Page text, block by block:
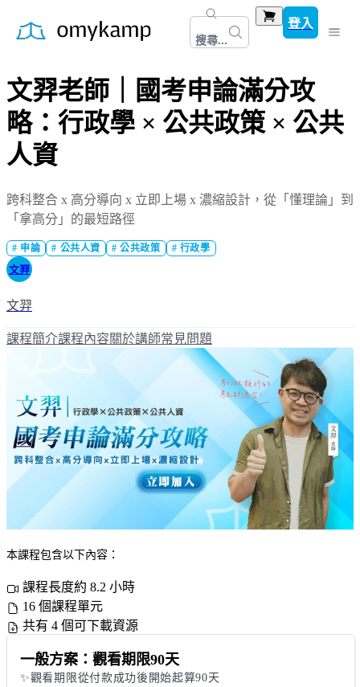
搜尋...
登入
文羿老師｜國考申論滿分攻
略：行政學 × 公共政策 × 公共
人資
跨科整合 x 高分導向 x 立即上場 x 濃縮設計，從「懂理論」到
「拿高分」的最短路徑
# 申論 # 公共人資 #公共政策 # 行政學
文羿
文羿
課程簡介課程內容關於講師常見問題
本課程包含以下內容：
課程長度約 8.2 小時
16 個課程單元
共有 4 個可下載資源
一般方案：觀看期限90天
✨觀看期限從付款成功後開始起算90天